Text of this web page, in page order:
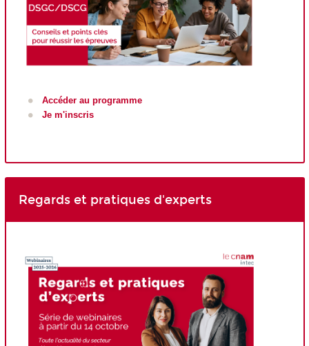
Accéder au programme
Je m'inscris
Regards et pratiques d'experts